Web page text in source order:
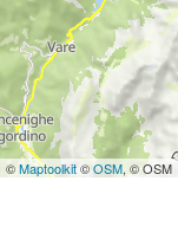
©Maptoolkit©OSM, © OSM